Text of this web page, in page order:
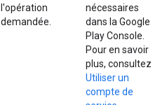
l'opération
demandée.
nécessaires
dans la Google
Play Console.
Pour en savoir
plus, consultez
Utiliser un
compte de